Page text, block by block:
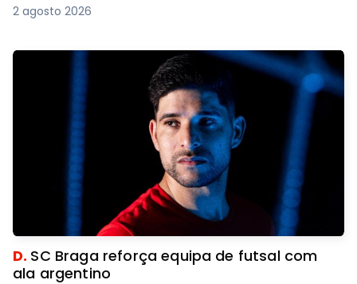
2 agosto 2026
D. SC Braga reforça equipa de futsal com
ala argentino